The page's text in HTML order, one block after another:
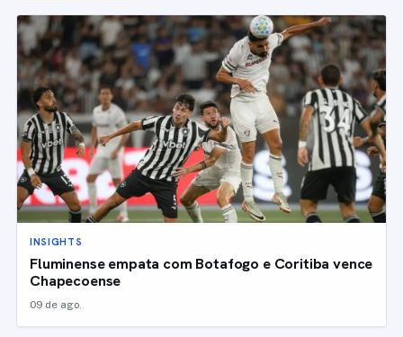
INSIGHTS
Fluminense empata com Botafogo e Coritiba vence
Chapecoense
09 de ago.